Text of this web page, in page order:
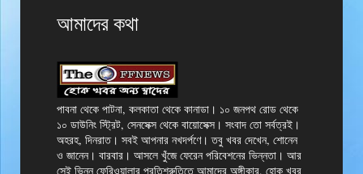
আমাদের কথা
পাবনা থেকে পাটনা, কলকাতা থেকে কানাডা। ১০ জনপথ রোড থেকে
১০ ডাউনিং স্ট্রিট, সেনসেক্স থেকে বায়োসেক্স। সংবাদ তো সর্বত্রই।
অহরহ, দিনরাত। সবই আপনার নখদর্পণে। তবু খবর দেখেন, শোনেন
ও জানেন। বারবার। আসলে খুঁজে ফেরেন পরিবেশনের ভিন্নতা। আর
সেই ভিন্ন ফেরিওয়ালার প্রতিশ্রুতিতে আমাদের অঙ্গীকার, হোক খবর